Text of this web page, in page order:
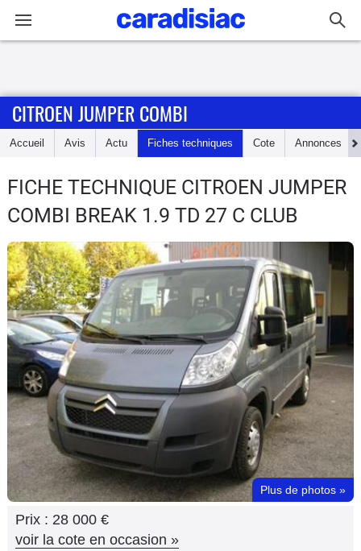
Accueil
Essais
Guide
d'achat
Electriques
Utilitaires
Flottes
Auto
Services
Forum
Moto
CITROEN JUMPER COMBI
Accueil Avis Actu Fiches techniques Cote Annonces
FICHE TECHNIQUE CITROEN JUMPER
COMBI BREAK 1.9 TD 27 C CLUB
Plus de photos »
Prix : 28 000 €
voir la cote en occasion »